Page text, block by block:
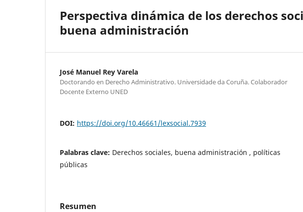
Perspectiva dinámica de los derechos
buena administración
José Manuel Rey Varela
Doctorando en Derecho Administrativo. Universidade da Coruña. Colaborador
Docente Externo UNED
DOI: https://doi.org/10.46661/lexsocial.7939
Palabras clave: Derechos sociales, buena administración , políticas
públicas
Resumen